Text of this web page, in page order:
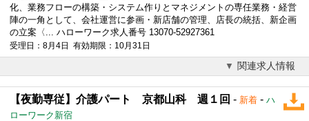
化、業務フローの構築・システム作りとマネジメントの専任業務・経営
陣の一角として、会社運営に参画・新店舗の管理、店長の統括、新企画
の立案〈... ハローワーク求人番号 13070-52927361
受理日：8月4日 有効期限：10月31日
関連求人情報
【夜勤専従】介護パート 京都山科 週１回 - 新着 - ハ
ローワーク新宿